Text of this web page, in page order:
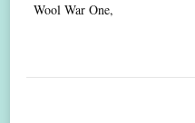
Wool War One